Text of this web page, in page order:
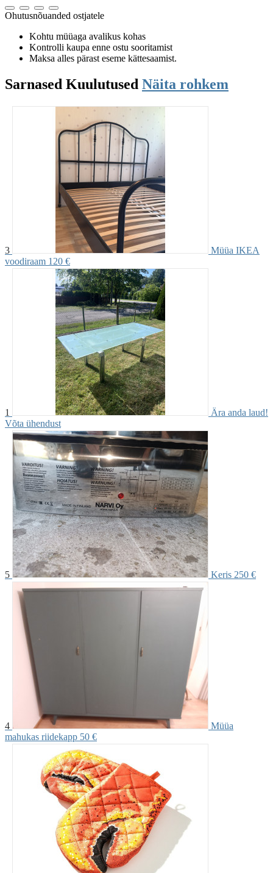
Ohutusnõuanded ostjatele
Kohtu müüaga avalikus kohas
Kontrolli kaupa enne ostu sooritamist
Maksa alles pärast eseme kättesaamist.
Sarnased Kuulutused Näita rohkem
3
Müüa IKEA
voodiraam 120 €
1
Ära anda laud!
Võta ühendust
5 Keris 250 €
4
Müüa
mahukas riidekapp 50 €